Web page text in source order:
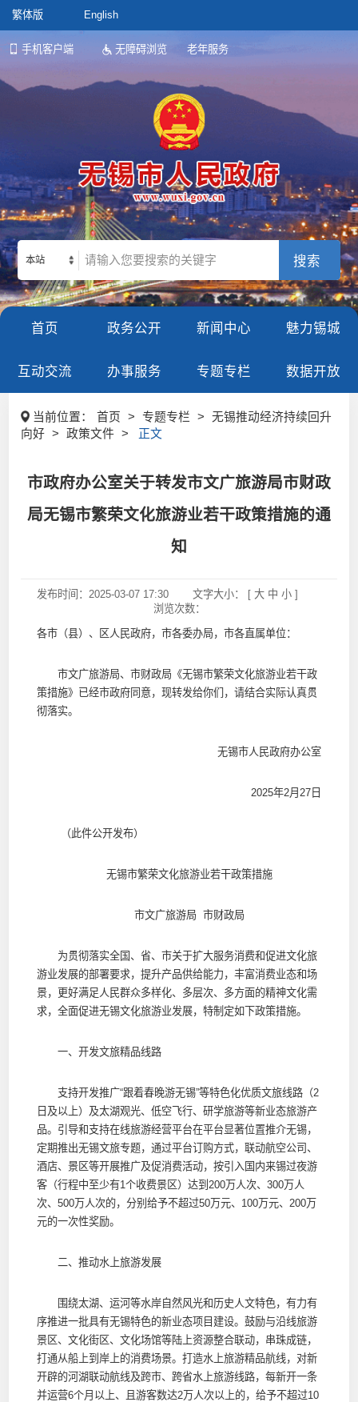
繁体版 English
手机客户端 无障碍浏览 老年服务
本站
首页 政务公开 新闻中心 魅力锡城
互动交流 办事服务 专题专栏 数据开放
当前位置： 首页 > 专题专栏 >
无锡推动经济持续回升
向好 > 政策文件 > 正文
市政府办公室关于转发市文广旅游局市财政
局无锡市繁荣文化旅游业若干政策措施的通
知
发布时间： 2025-03-07 17:30 文字大小： [ 大 中 小]
浏览次数：
各市（县）、区人民政府，市各委办局，市各直属单位：
市文广旅游局、市财政局《无锡市繁荣文化旅游业若干政
策措施》已经市政府同意，现转发给你们，请结合实际认真贯
彻落实。
无锡市人民政府办公室
2025年2月27日
（此件公开发布）
无锡市繁荣文化旅游业若干政策措施
市文广旅游局 市财政局
为贯彻落实全国、省、市关于扩大服务消费和促进文化旅
游业发展的部署要求，提升产品供给能力，丰富消费业态和场
景，更好满足人民群众多样化、多层次、多方面的精神文化需
求，全面促进无锡文化旅游业发展，特制定如下政策措施。
一、开发文旅精品线路
支持开发推广“跟着春晚游无锡”等特色化优质文旅线路（2
日及以上）及太湖观光、低空飞行、研学旅游等新业态旅游产
品。引导和支持在线旅游经营平台在平台显著位置推介无锡，
定期推出无锡文旅专题，通过平台订购方式，联动航空公司、
酒店、景区等开展推广及促消费活动，按引入国内来锡过夜游
客（行程中至少有1个收费景区）达到200万人次、300万人
次、500万人次的，分别给予不超过50万元、100万元、200万
元的一次性奖励。
二、推动水上旅游发展
围绕太湖、运河等水岸自然风光和历史人文特色，有力有
序推进一批具有无锡特色的新业态项目建设。鼓励与沿线旅游
景区、文化街区、文化场馆等陆上资源整合联动，串珠成链，
打通从船上到岸上的消费场景。打造水上旅游精品航线，对新
开辟的河湖联动航线及跨市、跨省水上旅游线路，每新开一条
并运营6个月以上、且游客数达2万人次以上的，给予不超过10